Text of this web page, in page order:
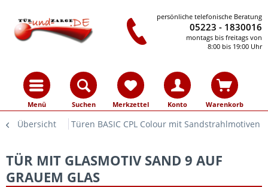
persönliche telefonische Beratung
05223 - 1830016
montags bis freitags von
8:00 bis 19:00 Uhr
Menü Suchen Merkzettel Konto Warenkorb
Übersicht Türen BASIC CPL Colour mit Sandstrahlmotiven
TÜR MIT GLASMOTIV SAND 9 AUF
GRAUEM GLAS